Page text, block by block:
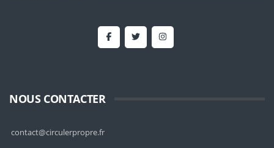
NOUS CONTACTER
contact@circulerpropre.fr